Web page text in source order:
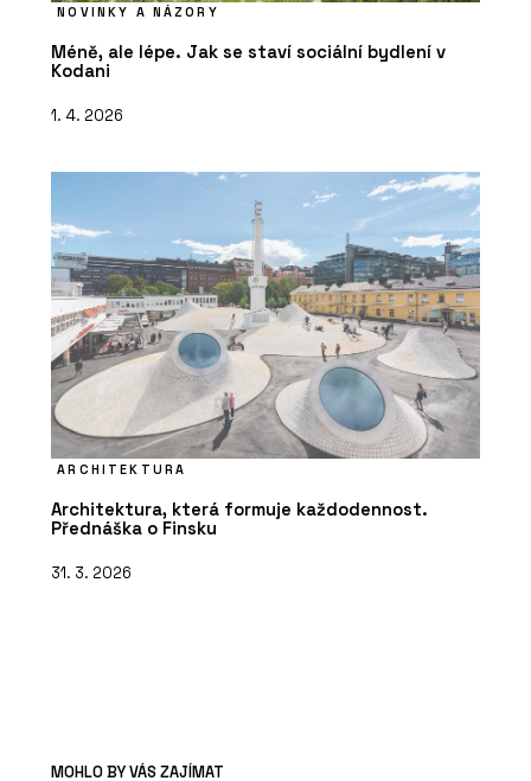
NOVINKY A NÁZORY
Méně, ale lépe. Jak se staví sociální bydlení v
Kodani
1. 4. 2026
ARCHITEKTURA
Architektura, která formuje každodennost.
Přednáška o Finsku
31. 3. 2026
MOHLO BY VÁS ZAJÍMAT